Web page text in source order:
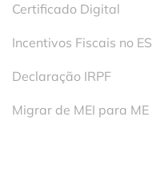
Certificado Digital
Incentivos Fiscais no ES
Declaração IRPF
Migrar de MEI para ME